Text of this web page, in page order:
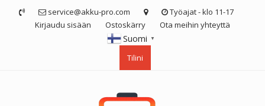
service@akku-pro.com
Työajat - klo 11-17
Kirjaudu sisään
Ostoskärry Ota meihin yhteyttä
Suomi ▼
Tilini